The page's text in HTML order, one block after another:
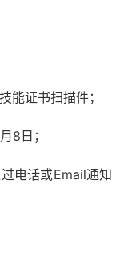
能证书扫描件；
8日；
电话或Email通知